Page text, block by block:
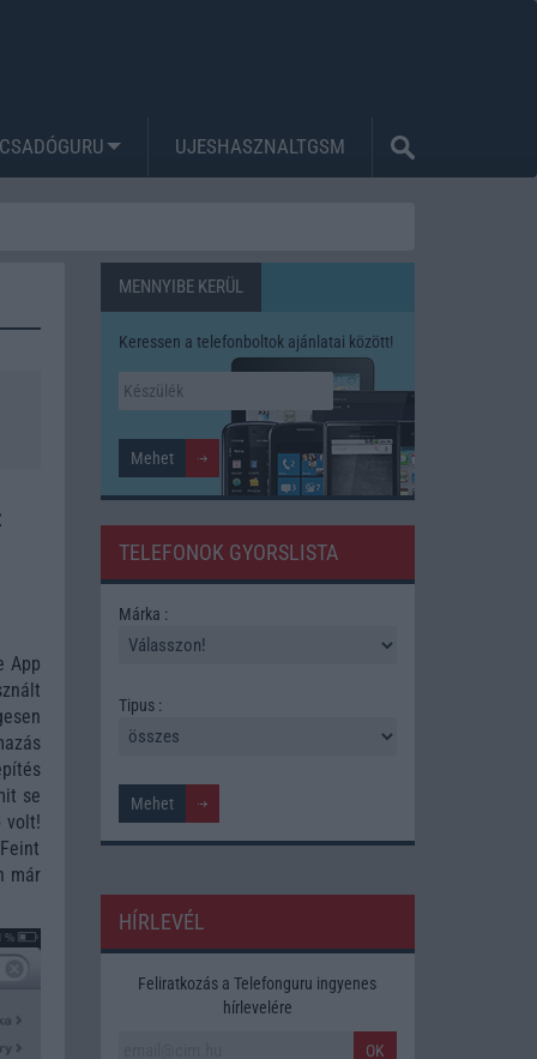
UJESHASZNALTGSM
App
se
volt!
már
MENNYIBE KERÜL
Keressen a telefonboltok ajánlatai között!
TELEFONOK GYORSLISTA
Márka :
Tipus :
HÍRLEVÉL
Feliratkozás a Telefonguru ingyenes
hírlevelére
OK